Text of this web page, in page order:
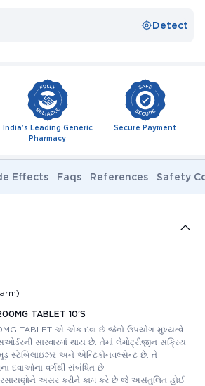
Detect
India's Leading Generic
Pharmacy
Secure Payment
Effects Faqs References Safety
TABLET 10'S
TABLET એ એક દવા છે જેનો ઉપયોગ મુખ્યત્વે
સારવારમાં થાય છે. તેમાં લેમોટ્રીજીન સક્રિય
સ્ટેબિલાઇઝર અને એન્ટિકોનવલ્સેન્ટ છે. તે
દવાઓના વર્ગથી સંબંધિત છે.
અસર કરીને કામ કરે છે જે અસંતુલિત હોઈ